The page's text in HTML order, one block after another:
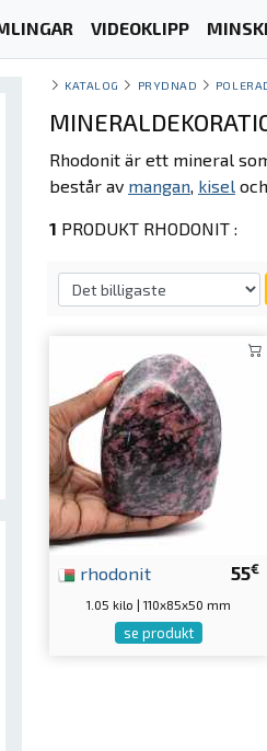
VIDEOKLIPP
KATALOG PRYDNAD
Rhodonit är ett mineral
består av mangan, kisel och
1 PRODUKT RHODONIT :
55€
rhodonit
1.05 kilo | 110x85x50 mm
se produkt